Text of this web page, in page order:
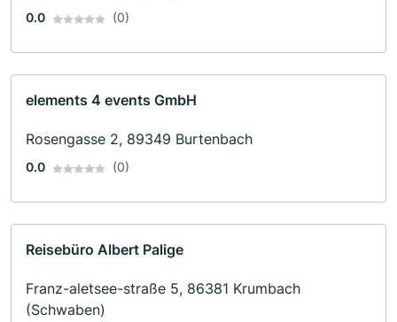
0.0 (0)
elements 4 events GmbH
Rosengasse 2, 89349 Burtenbach
0.0 (0)
Reisebüro Albert Palige
Franz-aletsee-straße 5, 86381 Krumbach
(Schwaben)